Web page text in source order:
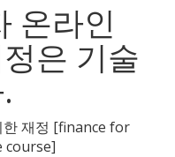
온라인
은 기술
재정 [finance for
course]